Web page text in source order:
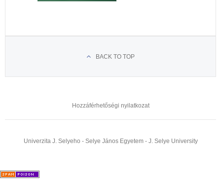
BACK TO TOP
Hozzáférhetőségi nyilatkozat
Univerzita J. Selyeho - Selye János Egyetem - J. Selye University